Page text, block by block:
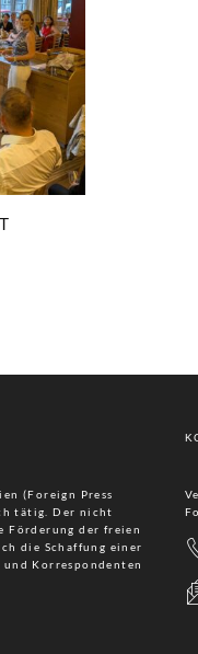
(Foreign Press
tätig. Der nicht
Förderung der freien
die Schaffung einer
Korrespondenten